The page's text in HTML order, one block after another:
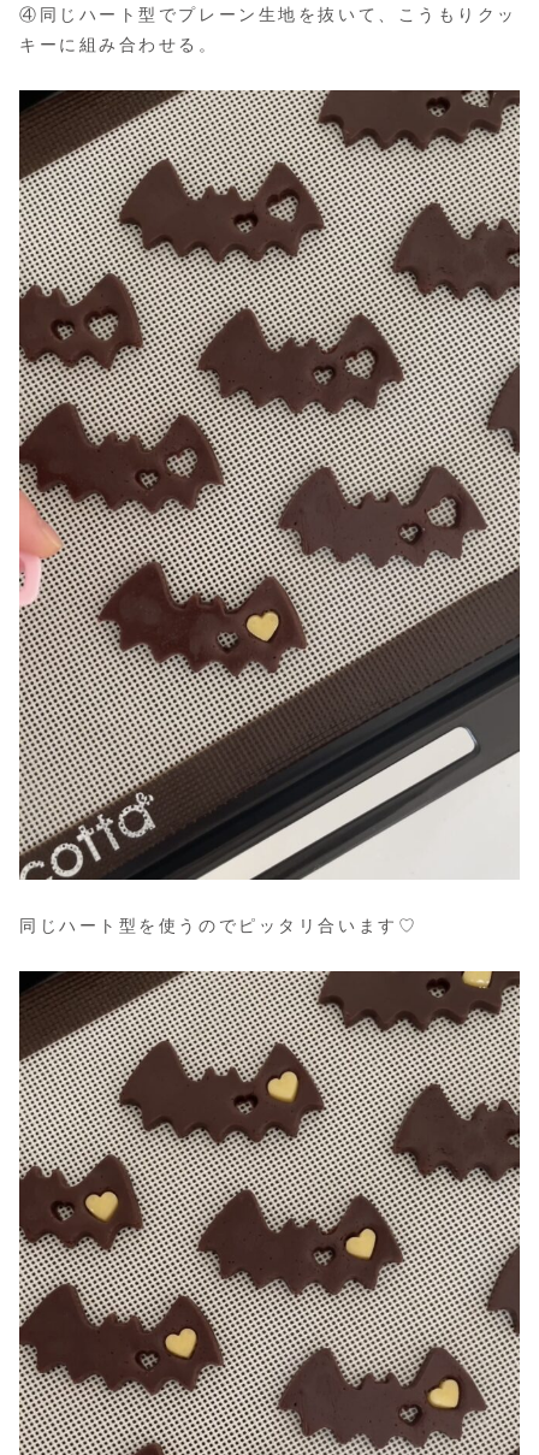
④同じハート型でプレーン生地を抜いて、こうもりクッ
キーに組み合わせる。
同じハート型を使うのでピッタリ合います♡